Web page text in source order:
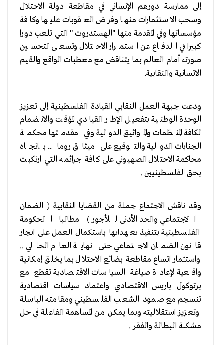
إلى ممارسة دورهم الإنساني في مقاطعة دولة الاحتلال
وسحب الاستثمارات منها وفرض العقوبات عليها وكافة
مؤسساتها وفي المقدمة منها "الهستدروت " التي تلعب دورا
كبيرا في الدفاع عن استمرار الاحتلال وتسعى لتحسين
صورته أمام العالم بما يتناقض مع معطيات الواقع والقيم
الاتسانية والنقابية.
ودعت جبهة العمل النقابي القيادة الفلسطينية إلى تعزيز
الوحدة الوطنية بتفعيل الإطار القيادي المؤقت والانضمام
لكافة المنظمات والمواثيق الدولية وفي مقدمتها محكمة
الجنايات الدولية والتوقيع على ميثاق روما .. باتجاه
محاكمة الاحتلال الصهيوني على كافة جرائمه التي ارتكبت
بحق الفلسطينيين .
وقد ناقش الاجتماع جملة من القضايا النقابية ( الضمان
الاجتماعي والحد الأدنى للأجور ) مطالبا الحكومة
الفلسطينية بتنفيذ تعهداتها باستكمال العمل على انجاز
قانون الضمان الاجتماعي حتى نهاية العام الحالي ..
واستثمار اتساع مقاطعة بضائع الاحتلال بما يخلق إمكانية
واقعية لإعادة صياغة السياسات الاقتصادية تقطع مع
برتوكول باريس الاقتصادي واعتماد سياسات اقتصادية
تنسجم مع صمود الشعب الفلسطيني ومقامته الباسلة
وتعزيز استقلاليته وبما يمكن من المساهمة الفاعلة في حل
مشكلة البطالة والفقر .